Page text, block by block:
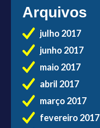
Arquivos
julho 2017
junho 2017
maio 2017
abril 2017
março 2017
fevereiro 2017